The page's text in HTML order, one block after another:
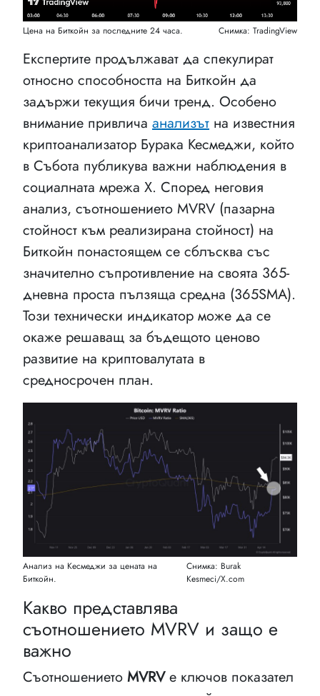
Цена на Биткойн за последните 24 часа. Снимка: TradingView
Експертите продължават да спекулират
относно способността на Биткойн да
задържи текущия бичи тренд. Особено
внимание привлича анализът на известния
криптоанализатор Бурака Кесмеджи, който
в Събота публикува важни наблюдения в
социалната мрежа X. Според неговия
анализ, съотношението MVRV (пазарна
стойност към реализирана стойност) на
Биткойн понастоящем се сблъсква със
значително съпротивление на своята 365-
дневна проста пълзяща средна (365SMA).
Този технически индикатор може да се
окаже решаващ за бъдещото ценово
развитие на криптовалутата в
средносрочен план.
Анализ на Кесмеджи за цената на
Биткойн.
Снимка: Burak
Kesmeci/X.com
Какво представлява
съотношението MVRV и защо е
важно
Съотношението MVRVе ключов показател